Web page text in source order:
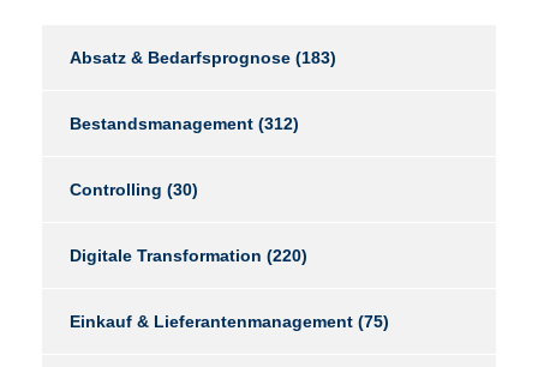
Absatz & Bedarfsprognose (183)
Bestandsmanagement (312)
Controlling (30)
Digitale Transformation (220)
Einkauf & Lieferantenmanagement (75)